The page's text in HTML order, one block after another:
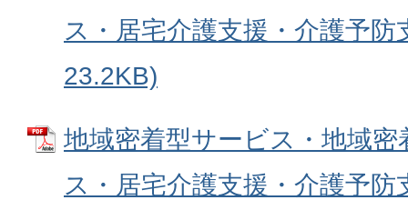
ス・居宅介護支援・介護予
23.2KB)
地域密着型サービス・地域
ス・居宅介護支援・介護予